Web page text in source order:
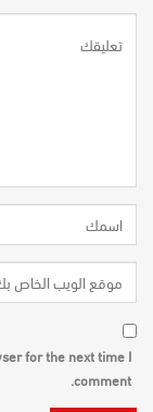
for the next time I
comment.